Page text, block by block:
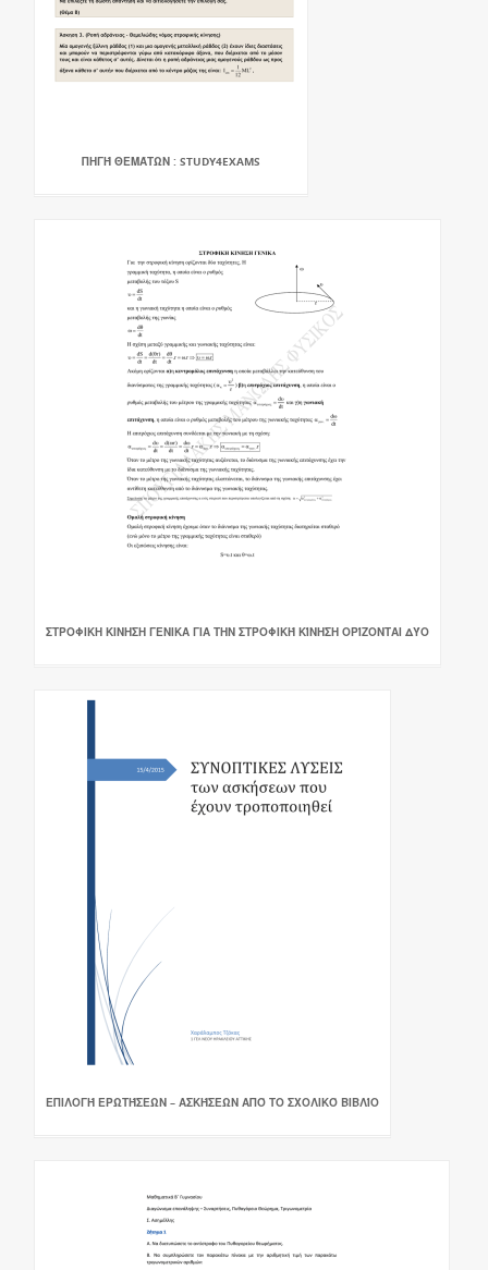
ΠΗΓΉ ΘΕΜΆΤΩΝ : STUDY4EXAMS
ΣΤΡΟΦΙΚΗ ΚΙΝΗΣΗ ΓΕΝΙΚΑ ΓΙΑ ΤΗΝ ΣΤΡΟΦΙΚΉ ΚΊΝΗΣΗ ΟΡΊΖΟΝΤΑΙ ΔΎΟ
ΕΠΙΛΟΓΉ ΕΡΩΤΉΣΕΩΝ – ΑΣΚΉΣΕΩΝ ΑΠΌ ΤΟ ΣΧΟΛΙΚΌ ΒΙΒΛΊΟ